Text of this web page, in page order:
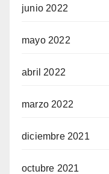
junio 2022
mayo 2022
abril 2022
marzo 2022
diciembre 2021
octubre 2021